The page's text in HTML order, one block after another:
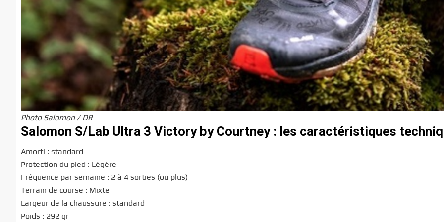
Photo Salomon / DR
Salomon S/Lab Ultra 3 Victory by Courtney : les caractéristiques
Amorti : standard
Protection du pied : Légère
Fréquence par semaine : 2 à 4 sorties (ou plus)
Terrain de course : Mixte
Largeur de la chaussure : standard
Poids : 292 gr